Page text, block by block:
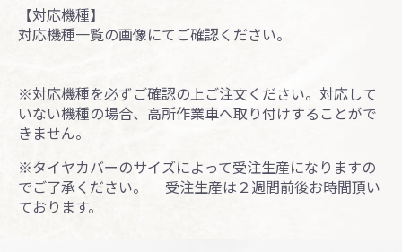
【対応機種】
対応機種一覧の画像にてご確認ください。
※対応機種を必ずご確認の上ご注文ください。対応して
いない機種の場合、高所作業車へ取り付けすることがで
きません。
※タイヤカバーのサイズによって受注生産になりますの
でご了承ください。 受注生産は２週間前後お時間頂い
ております。